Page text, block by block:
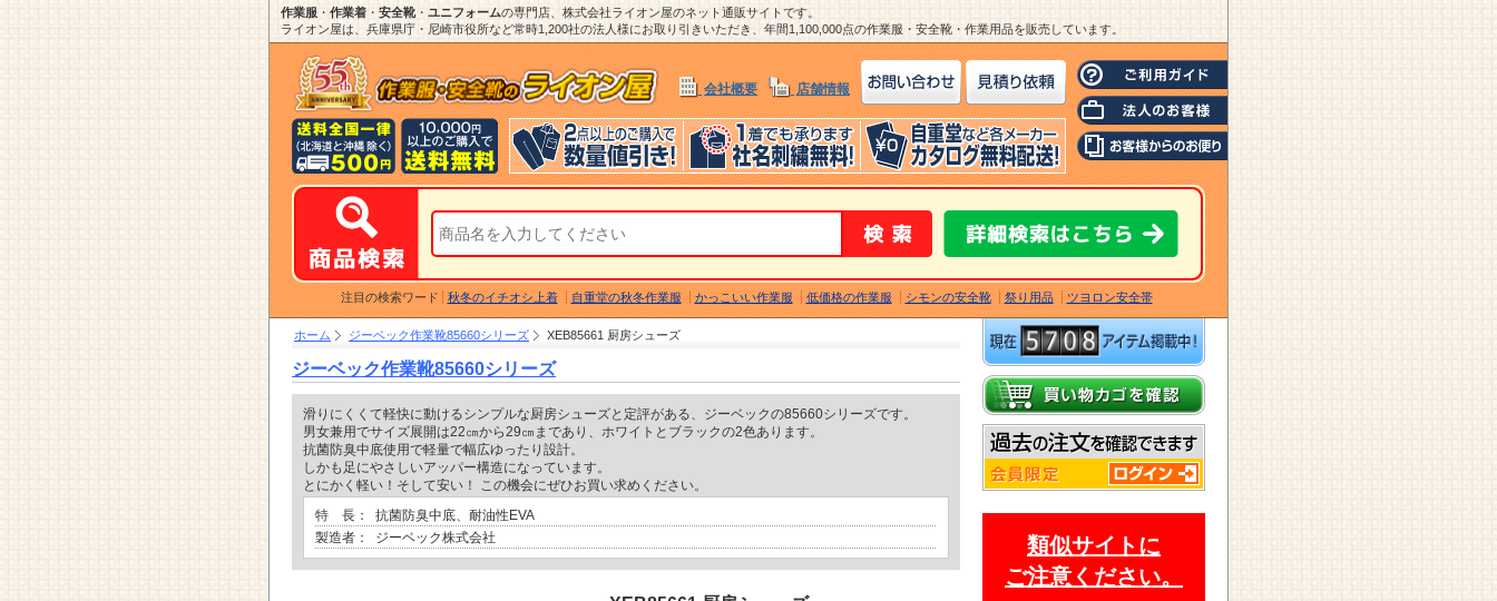
作業服 ・ 作業着 ・ 安全靴・ ユニフォームの専門店、株式会社ライオン屋のネット通販サイトです。
ライオン屋は、兵庫県庁・尼崎市役所など常時1,200社の法人様にお取り引きいただき、年間1,100,000点の作業服・安全靴・作業用品を販売しています。
会社概要 店舗情報
注目の検索ワード 秋冬のイチオシ上着 自重堂の秋冬作業服 かっこいい作業服 低価格の作業服 シモンの安全靴 祭り用品 ツヨロン安全帯
ホーム ジーベック作業靴85660シリーズ XEB85661 厨房シューズ
ジーベック作業靴85660シリーズ
滑りにくくて軽快に動けるシンプルな厨房シューズと定評がある、ジーベックの85660シリーズです。
男女兼用でサイズ展開は22㎝から29㎝まであり、ホワイトとブラックの2色あります。
抗菌防臭中底使用で軽量で幅広ゆったり設計。
しかも足にやさしいアッパー構造になっています。
とにかく軽い！そして安い！ この機会にぜひお買い求めください。
特 長：
抗菌防臭中底、耐油性EVA
製造者：
ジーベック株式会社
類似サイトに
ご注意ください。